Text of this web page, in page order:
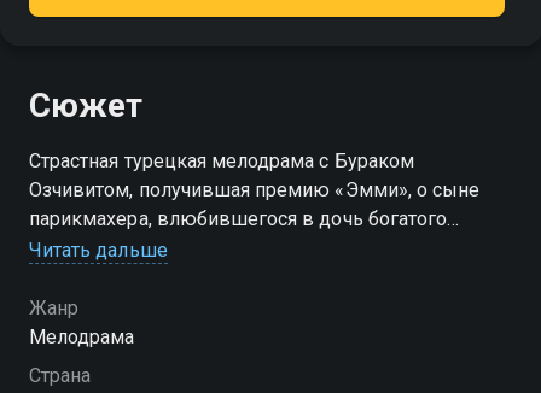
Сюжет
Страстная турецкая мелодрама с Бураком
Озчивитом, получившая премию «Эмми», о сыне
парикмахера, влюбившегося в дочь богатого
бизнесмена. Кемаль — трудолюбивый парень,
стать шахтером. Он старается изо всех сил, чтобы
обеспечить своей семье хорошую жизнь. Нихан —
дочь состоятельных родителей, с детства
Читать дальше
Жанр
Мелодрама
Страна